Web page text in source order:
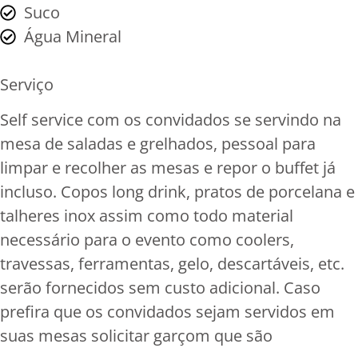
Suco
Água Mineral
Serviço
Self service com os convidados se servindo na
mesa de saladas e grelhados, pessoal para
limpar e recolher as mesas e repor o buffet já
incluso. Copos long drink, pratos de porcelana e
talheres inox assim como todo material
necessário para o evento como coolers,
travessas, ferramentas, gelo, descartáveis, etc.
serão fornecidos sem custo adicional. Caso
prefira que os convidados sejam servidos em
suas mesas solicitar garçom que são